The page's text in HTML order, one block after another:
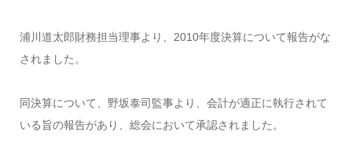
浦川道太郎財務担当理事より、2010年度決算について報告がな
されました。
同決算について、野坂泰司監事より、会計が適正に執行されて
いる旨の報告があり、総会において承認されました。